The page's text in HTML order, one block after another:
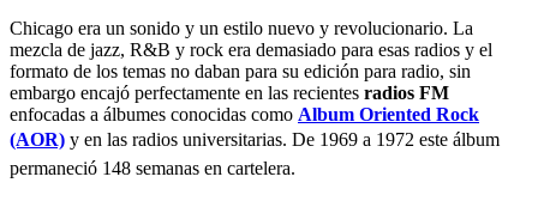
Chicago era un sonido y un estilo nuevo y revolucionario. La
mezcla de jazz, R&B y rock era demasiado para esas radios y el
formato de los temas no daban para su edición para radio, sin
embargo encajó perfectamente en las recientes radios FM
enfocadas a álbumes conocidas como Album Oriented Rock
(AOR) y en las radios universitarias. De 1969 a 1972 este álbum
permaneció 148 semanas en cartelera.